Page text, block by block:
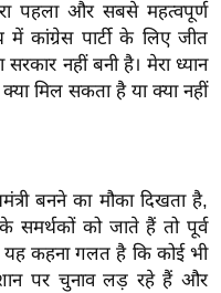
पहला और सबसे महत्वपूर्ण
में कांग्रेस पार्टी के लिए जीत
सरकार नहीं बनी है। मेरा ध्यान
मिल सकता है या क्या नहीं
बनने का मौका दिखता है,
को जाते हैं तो पूर्व
यह कहना गलत है कि कोई भी
पर चुनाव लड़ रहे हैं और